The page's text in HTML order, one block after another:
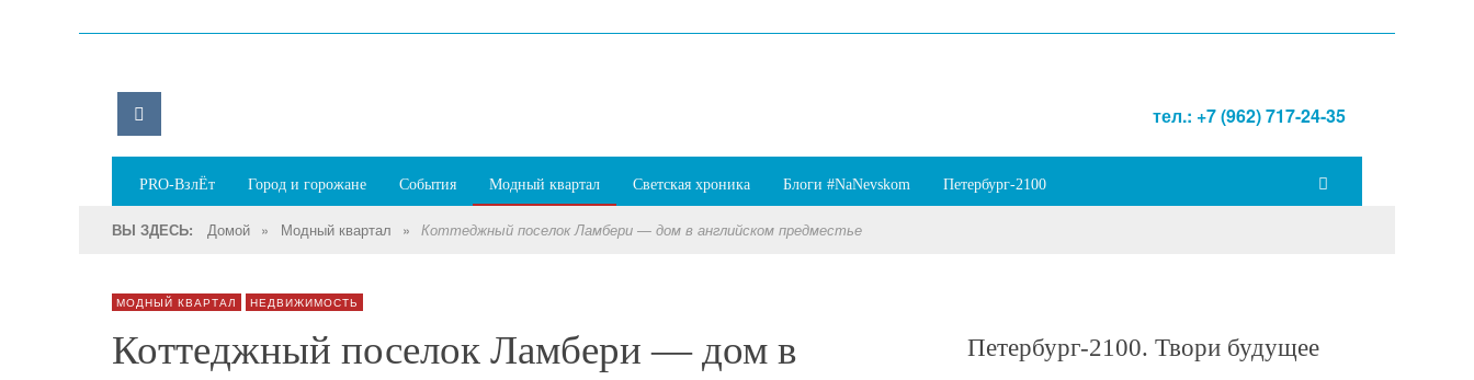
тел.: +7 (962) 717-24-35
PRO-ВзлЁт Город и горожане События Модный квартал Светская хроника Блоги #NaNevskom Петербург-2100
ВЫ ЗДЕСЬ: Домой » Модный квартал » Коттеджный поселок Ламбери — дом в английском предместье
МОДНЫЙ КВАРТАЛ НЕДВИЖИМОСТЬ
Коттеджный поселок Ламбери — дом в
Петербург-2100. Твори будущее